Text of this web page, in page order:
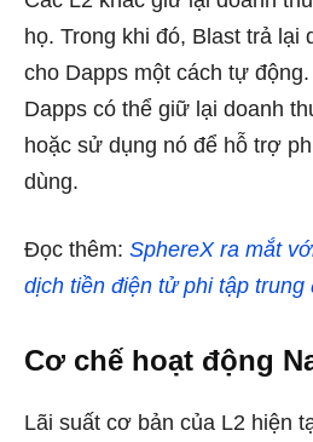
họ. Trong khi đó, Blast trả lại
cho Dapps một cách tự
Dapps có thể giữ lại doanh
hoặc sử dụng nó để hỗ trợ
dùng.
Đọc thêm: SphereX ra mắt
dịch tiền điện tử phi tập trung
Cơ chế hoạt động
Lãi suất cơ bản của L2 hiện